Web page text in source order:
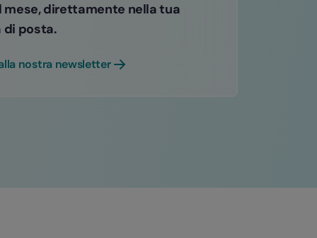
mese, direttamente nella tua
di posta.
nostra newsletter